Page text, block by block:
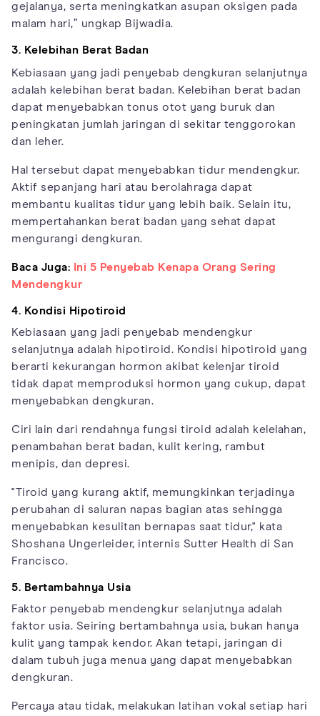
gejalanya, serta meningkatkan asupan oksigen pada
malam hari,” ungkap Bijwadia.
3. Kelebihan Berat Badan
Kebiasaan yang jadi penyebab dengkuran selanjutnya
adalah kelebihan berat badan. Kelebihan berat badan
dapat menyebabkan tonus otot yang buruk dan
peningkatan jumlah jaringan di sekitar tenggorokan
dan leher.
Hal tersebut dapat menyebabkan tidur mendengkur.
Aktif sepanjang hari atau berolahraga dapat
membantu kualitas tidur yang lebih baik. Selain itu,
mempertahankan berat badan yang sehat dapat
mengurangi dengkuran.
Baca Juga:
Ini 5 Penyebab Kenapa Orang Sering
Mendengkur
4. Kondisi Hipotiroid
Kebiasaan yang jadi penyebab mendengkur
selanjutnya adalah hipotiroid. Kondisi hipotiroid yang
berarti kekurangan hormon akibat kelenjar tiroid
tidak dapat memproduksi hormon yang cukup, dapat
menyebabkan dengkuran.
Ciri lain dari rendahnya fungsi tiroid adalah kelelahan,
penambahan berat badan, kulit kering, rambut
menipis, dan depresi.
"Tiroid yang kurang aktif, memungkinkan terjadinya
perubahan di saluran napas bagian atas sehingga
menyebabkan kesulitan bernapas saat tidur," kata
Shoshana Ungerleider, internis Sutter Health di San
Francisco.
5. Bertambahnya Usia
Faktor penyebab mendengkur selanjutnya adalah
faktor usia. Seiring bertambahnya usia, bukan hanya
kulit yang tampak kendor. Akan tetapi, jaringan di
dalam tubuh juga menua yang dapat menyebabkan
dengkuran.
Percaya atau tidak, melakukan latihan vokal setiap hari